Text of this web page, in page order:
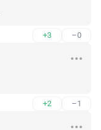
+3 –0
+2 –1